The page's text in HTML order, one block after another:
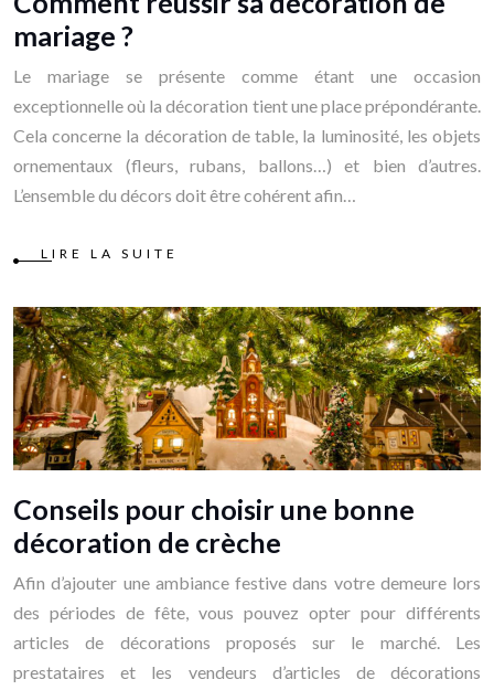
mariage ?
Le mariage se présente comme étant une occasion
exceptionnelle où la décoration tient une place prépondérante.
Cela concerne la décoration de table, la luminosité, les objets
ornementaux (fleurs, rubans, ballons…) et bien d’autres.
L’ensemble du décors doit être cohérent afin…
LIRE LA SUITE
Conseils pour choisir une bonne
décoration de crèche
Afin d’ajouter une ambiance festive dans votre demeure lors
des périodes de fête, vous pouvez opter pour différents
articles de décorations proposés sur le marché. Les
prestataires et les vendeurs d’articles de décorations